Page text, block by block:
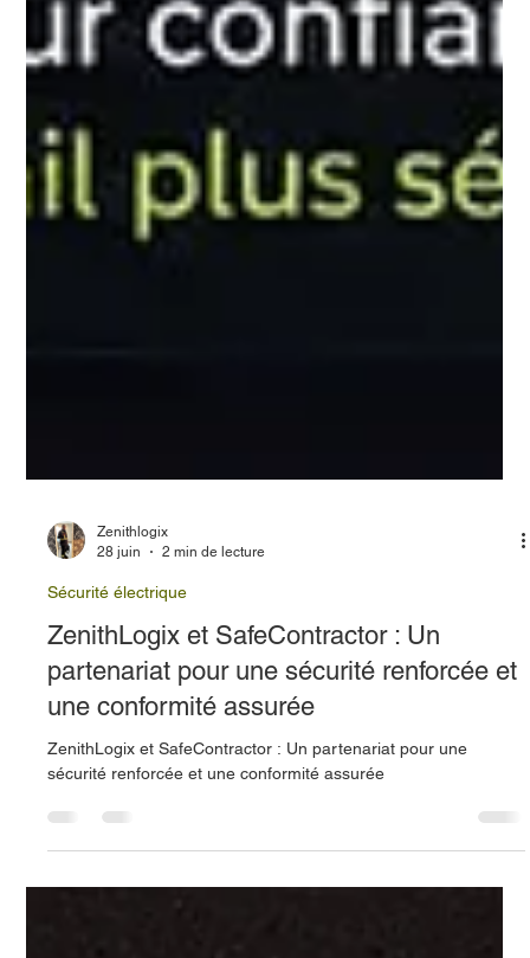
Zenithlogix
28 juin
2 min de lecture
ZenithLogix et SafeContractor : Un
partenariat pour une sécurité renforcée et
une conformité assurée
ZenithLogix et SafeContractor : Un partenariat pour une